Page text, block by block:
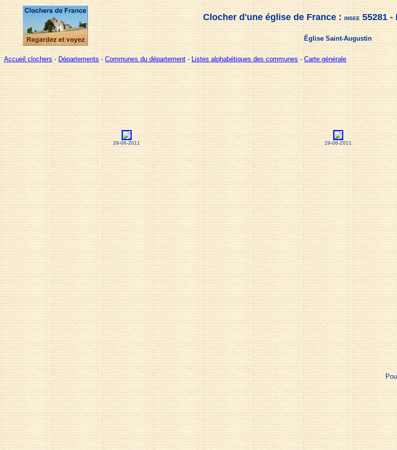
Clocher d'une église de France : INSEE 55281 -
Église Saint-Augustin
Accueil clochers - Départements - Communes du département - Listes alphabétiques des communes - Carte générale
29-06-2011 29-06-2011